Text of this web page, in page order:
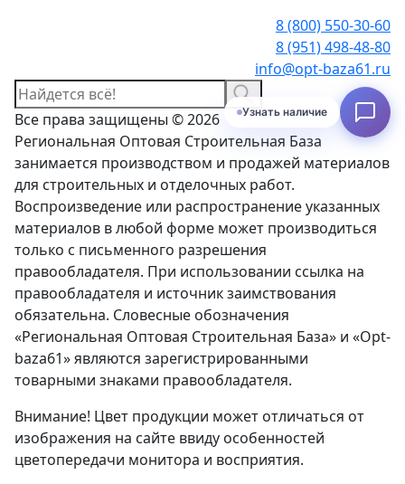
8 (800) 550-30-60
8 (951) 498-48-80
info@opt-baza61.ru
Все права защищены © 2026
Региональная Оптовая Строительная База
занимается производством и продажей материалов
для строительных и отделочных работ.
Воспроизведение или распространение указанных
материалов в любой форме может производиться
только с письменного разрешения
правообладателя. При использовании ссылка на
правообладателя и источник заимствования
обязательна. Словесные обозначения
«Региональная Оптовая Строительная База» и «Opt-
baza61» являются зарегистрированными
товарными знаками правообладателя.
Внимание! Цвет продукции может отличаться от
изображения на сайте ввиду особенностей
цветопередачи монитора и восприятия.
Узнать наличие